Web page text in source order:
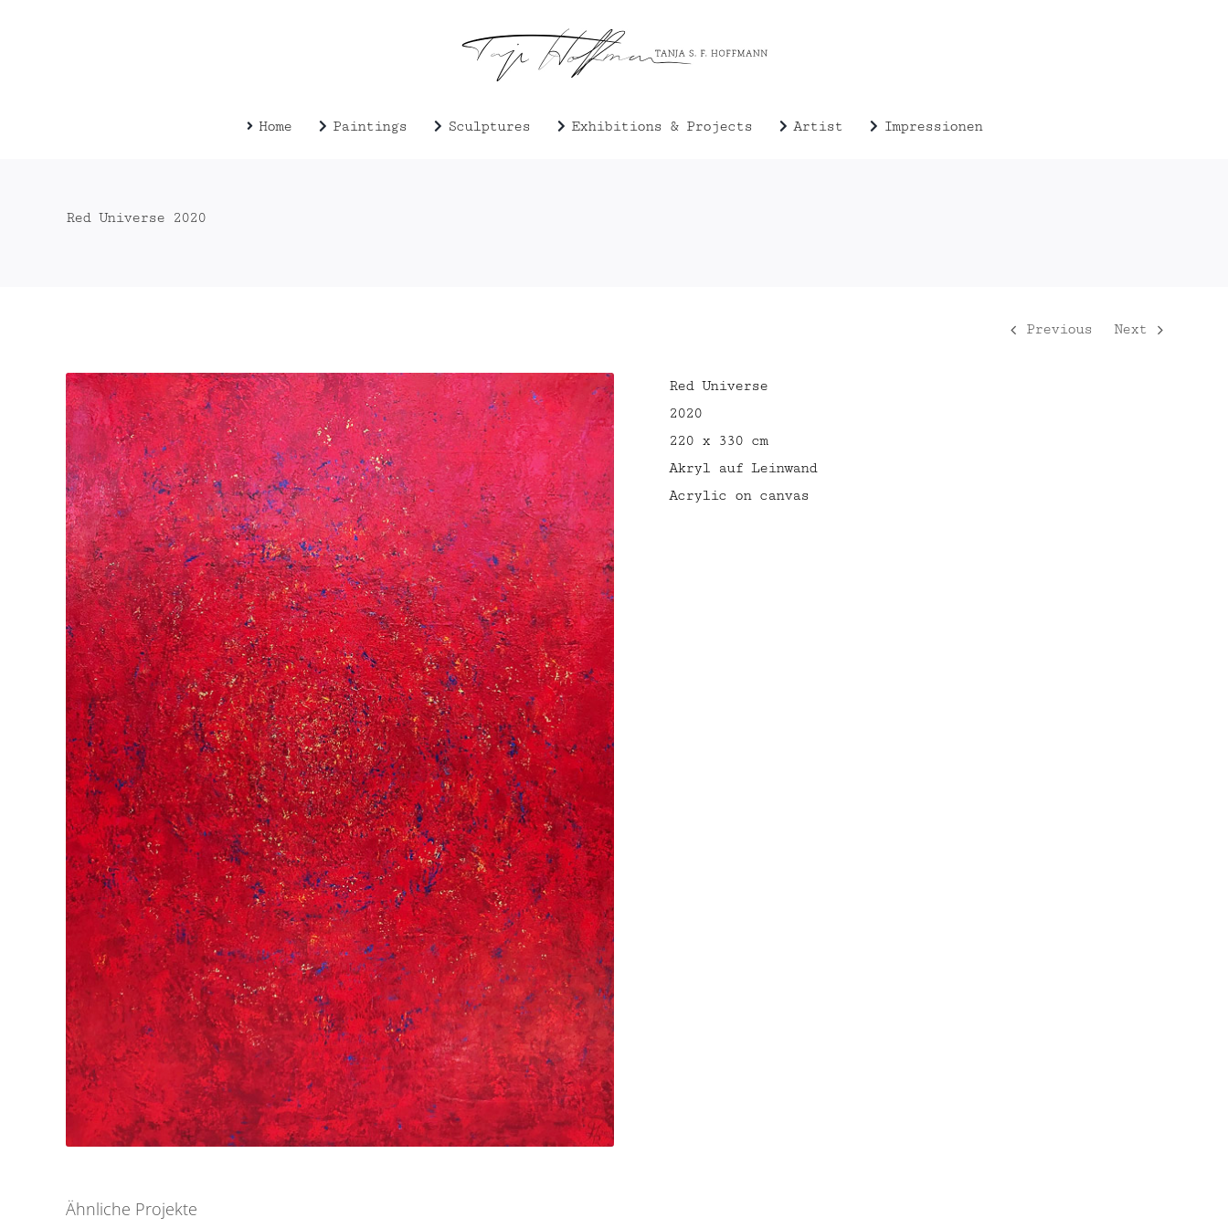
Home Paintings Sculptures Exhibitions & Projects Artist Impressionen
Red Universe 2020
Previous Next
Red Universe
2020
220 x 330 cm
Akryl auf Leinwand
Acrylic on canvas
Ähnliche Projekte